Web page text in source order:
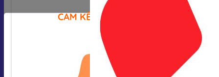
CAM KẾT CỦA CHÚNG TÔI